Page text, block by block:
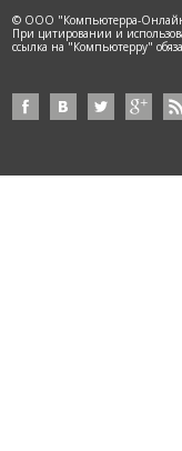
© ООО "Компьютерра-
При цитировании и
ссылка на "Компьютерру"